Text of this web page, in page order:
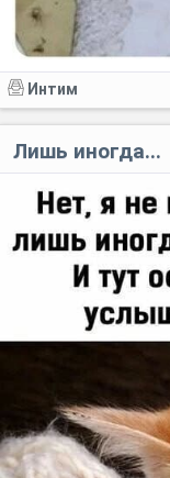
Интим
Лишь иногда...